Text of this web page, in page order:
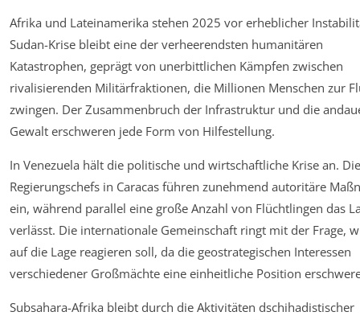
Afrika und Lateinamerika stehen 2025 vor erheblicher
Sudan-Krise bleibt eine der verheerendsten humanitären
Katastrophen, geprägt von unerbittlichen Kämpfen zwischen
rivalisierenden Militärfraktionen, die Millionen Menschen zur
zwingen. Der Zusammenbruch der Infrastruktur und die
Gewalt erschweren jede Form von Hilfestellung.
In Venezuela hält die politische und wirtschaftliche Krise an. Die
Regierungschefs in Caracas führen zunehmend autoritäre
ein, während parallel eine große Anzahl von Flüchtlingen das
verlässt. Die internationale Gemeinschaft ringt mit der Frage,
auf die Lage reagieren soll, da die geostrategischen Interessen
verschiedener Großmächte eine einheitliche Position
Subsahara-Afrika bleibt durch die Aktivitäten dschihadistischer